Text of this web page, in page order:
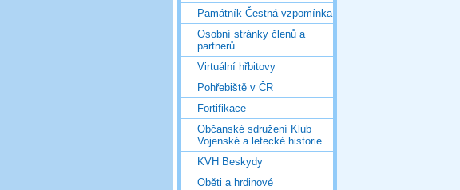
Památník Čestná vzpomínka
Osobní stránky členů a
partnerů
Virtuální hřbitovy
Pohřebiště v ČR
Fortifikace
Občanské sdružení Klub
Vojenské a letecké historie
KVH Beskydy
Oběti a hrdinové